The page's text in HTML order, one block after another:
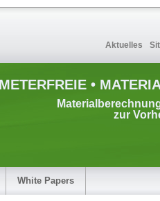
Aktuelles
•
zur
White Papers